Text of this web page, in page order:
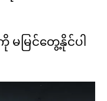
မမြင်တွေ့နိုင်ပါ